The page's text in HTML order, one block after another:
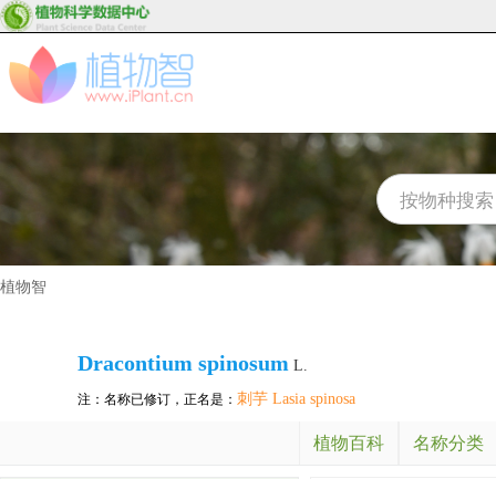
植物智
Dracontium spinosum L.
注：名称已修订，正名是： 刺芋 Lasia spinosa
植物百科 名称分类